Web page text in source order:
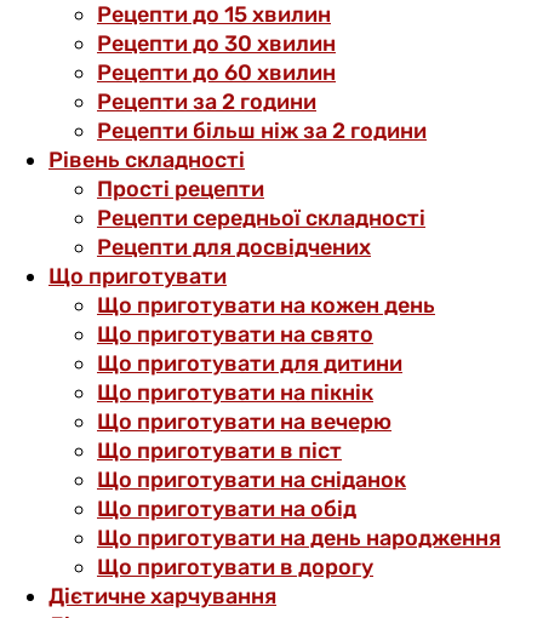
Рецепти до 15 хвилин
Рецепти до 30 хвилин
Рецепти до 60 хвилин
Рецепти за 2 години
Рецепти більш ніж за 2 години
Рівень складності
Прості рецепти
Рецепти середньої складності
Рецепти для досвідчених
Що приготувати
Що приготувати на кожен день
Що приготувати на свято
Що приготувати для дитини
Що приготувати на пікнік
Що приготувати на вечерю
Що приготувати в піст
Що приготувати на сніданок
Що приготувати на обід
Що приготувати на день народження
Що приготувати в дорогу
Дієтичне харчування